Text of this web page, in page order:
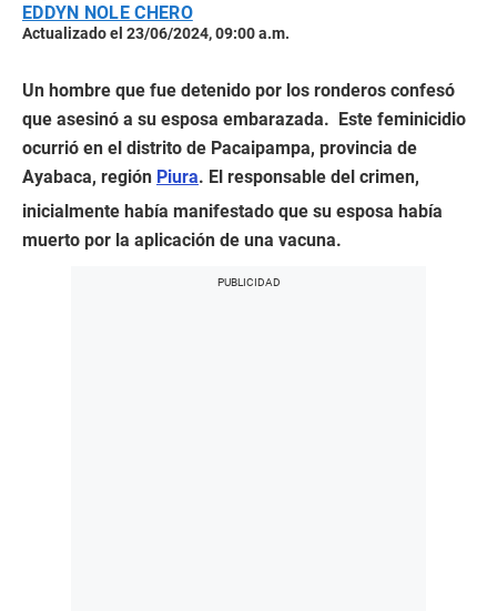
EDDYN NOLE CHERO
Actualizado el 23/06/2024, 09:00 a.m.
Un hombre que fue detenido por los ronderos confesó
que asesinó a su esposa embarazada. Este feminicidio
ocurrió en el distrito de Pacaipampa, provincia de
Ayabaca, región Piura. El responsable del crimen,
inicialmente había manifestado que su esposa había
muerto por la aplicación de una vacuna.